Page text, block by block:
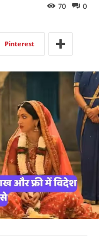
0
70
Pinterest